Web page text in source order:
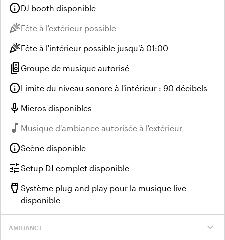
infoDJ booth disponible
celebrationIndisponible :
Fête à l'extérieur possible
celebrationFête à l'intérieur possible jusqu'à 01:00
speaker_groupGroupe de musique autorisé
infoLimite du niveau sonore à l'intérieur : 90 décibels
mic Micros disponibles
music_note Indisponible :
Musique d'ambiance autorisée à l'extérieur
infoScène disponible
tuneSetup DJ complet disponible
settings_input_hdmi Système plug-and-play pour la musique live
disponible
expand_more
AMBIANCE